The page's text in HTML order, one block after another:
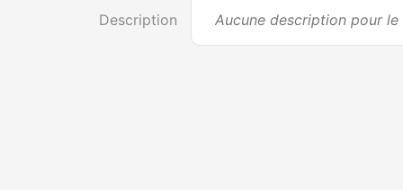
Description Aucune description pour le